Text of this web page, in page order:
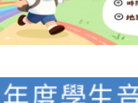
115學年
1份
度學生